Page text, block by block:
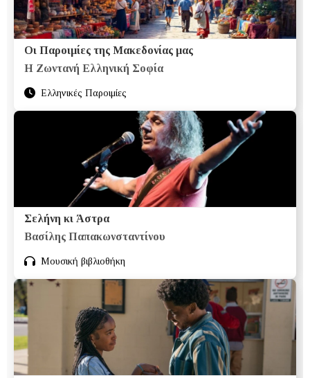
Οι Παροιμίες της Μακεδονίας μας
Η Ζωντανή Ελληνική Σοφία
Ελληνικές Παροιμίες
Σελήνη κι Άστρα
Βασίλης Παπακωνσταντίνου
Μουσική βιβλιοθήκη